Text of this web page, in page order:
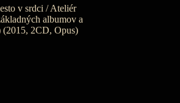
v srdci / Ateliér
albumov a
(2015, 2CD, Opus)